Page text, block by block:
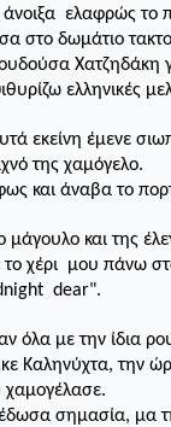
ελαφρώς το
στο δωμάτιο
Χατζηδάκη
ελληνικές
εκείνη έμενε
της χαμόγελο.
και άναβα το
μάγουλο και της
χέρι μου πάνω
dear".
όλα με την ίδια
Καληνύχτα, την
σημασία, μα